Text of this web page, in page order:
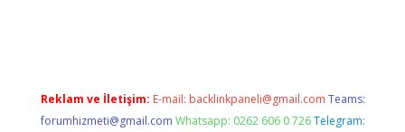
Reklam ve İletişim: E-mail: backlinkpaneli@gmail.com Teams:
forumhizmeti@gmail.com Whatsapp: 0262 606 0 726 Telegram: